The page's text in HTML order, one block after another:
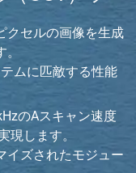
クセルの画像を生成
ムに匹敵する性能
のAスキャン速度
現します。
イズされたモジュー